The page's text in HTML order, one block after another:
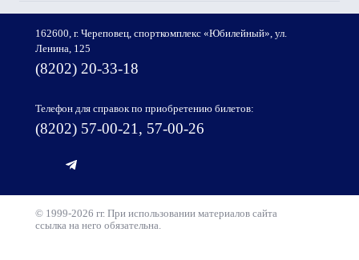
162600, г. Череповец, спорткомплекс «Юбилейный», ул.
Ленина, 125
(8202) 20-33-18
Телефон для справок по приобретению билетов:
(8202) 57-00-21, 57-00-26
© 1999-2026 гг. При использовании материалов сайта
ссылка на него обязательна.